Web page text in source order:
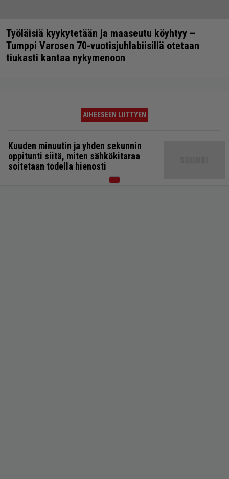
Työläisiä kyykytetään ja maaseutu köyhtyy –
Tumppi Varosen 70-vuotisjuhlabiisillä otetaan
tiukasti kantaa nykymenoon
AIHEESEEN LIITTYEN
Kuuden minuutin ja yhden sekunnin
oppitunti siitä, miten sähkökitaraa
soitetaan todella hienosti